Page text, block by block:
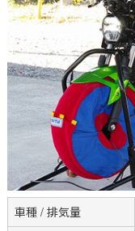
車種 / 排気量